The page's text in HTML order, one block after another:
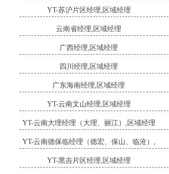
YT-苏沪片区经理,区域经理
云南省经理,区域经理
广西经理,区域经理
四川经理,区域经理
广东海南经理,区域经理
YT-云南文山经理,区域经理
YT-云南大理经理（大理、丽江）,区域经理
YT-云南德保临经理（德宏、保山、临沧）,
YT-黑吉片区经理,区域经理